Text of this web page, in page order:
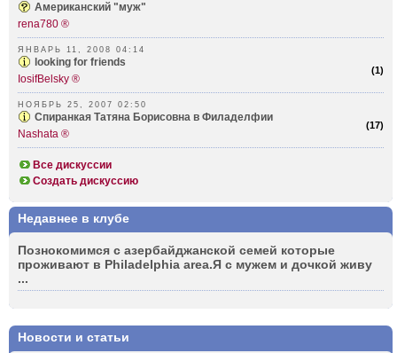
Американский "муж"
rena780 ®
ЯНВАРЬ 11, 2008 04:14
(1)
looking for friends
IosifBelsky ®
НОЯБРЬ 25, 2007 02:50
(17)
Спиранкая Татяна Борисовна в Филаделфии
Nashata ®
Все дискуссии
Создать дискуссию
Недавнее в клубе
Позно­комимся с азерб­айджанской семей которые
проживают в Phila­delphia area.Я с мужем и дочкой живу
...
Новости и статьи